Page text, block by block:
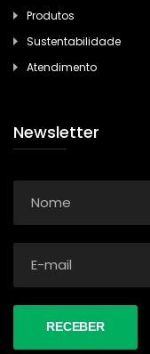
Produtos
Sustentabilidade
Atendimento
Newsletter